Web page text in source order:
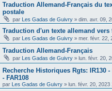
Traduction Allemand-Français du
postale
par Les Gadas de Guivry » dim. avr. 09,
Traduction d'un texte allemand vers
par Les Gadas de Guivry » mer. févr. 22,
Traduction Allemand-Français
par Les Gadas de Guivry » lun. févr. 20,
Recherche Historiques Rgts: IR130 -
- FAR108
par Les Gadas de Guivry » lun. févr. 20, 2023